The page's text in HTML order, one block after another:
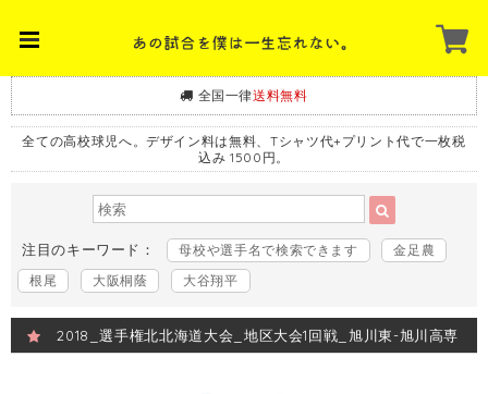
全国一律送料無料
全ての高校球児へ。デザイン料は無料、Tシャツ代+プリント代で一枚税
込み 1500円。
注目のキーワード： 母校や選手名で検索できます
金足農
根尾
大阪桐蔭 大谷翔平
2018_選手権北北海道大会_地区大会1回戦_旭川東-旭川高専